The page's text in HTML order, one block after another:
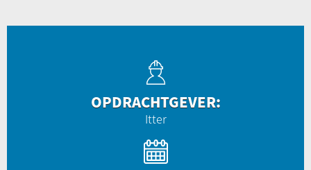
OPDRACHTGEVER:
Itter